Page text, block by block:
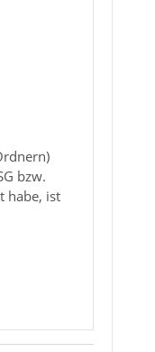
bzw.
habe, ist